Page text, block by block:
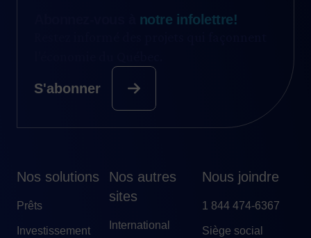
Nos solutions
Prêts
Investissement
Nos autres
sites
International
Nous joindre
1 844 474-6367
Siège social
notre infolettre!
S'abonner